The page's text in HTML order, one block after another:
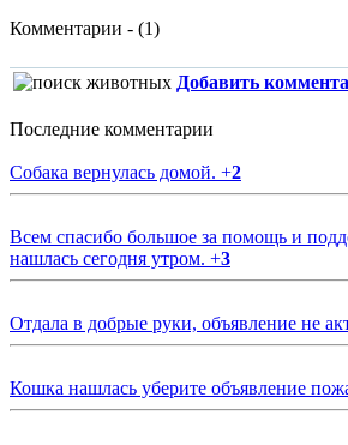
Комментарии - (1)
Добавить
Последние комментарии
Собака вернулась домой. +2
Всем спасибо большое за помощь и
нашлась сегодня утром. +3
Отдала в добрые руки, объявление не
Кошка нашлась уберите объявление